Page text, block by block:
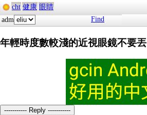
cht 健康 眼睛
adm
Find
年輕時度數較淺的近視眼鏡不要丟
----------- Reply -----------